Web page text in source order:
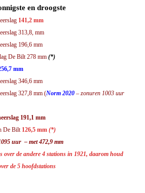
en droogste
141,2 mm
313,8, mm
196,6 mm
De Bilt 278 mm (*)
mm
346,6 mm
327,8 mm (Norm 2020 – zonuren 1003 uur
191,1 mm
De Bilt 126,5 mm (*)
uur – met 472,9 mm
over de andere 4 stations in 1921, daarom houd
de 5 hoofdstations